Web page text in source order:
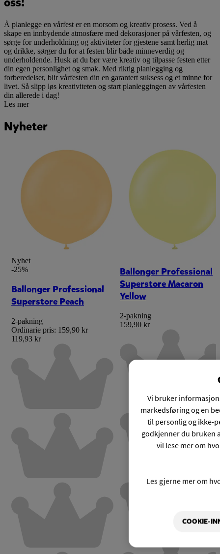
Å planlegge en vårfest er en morsom og kreativ prosess. Ved å
skape en innbydende atmosfære med dekorasjoner på vårfesten, og
sørge for underholdning og aktiviteter for gjestene samt herlig mat
og drikke, sørger du for at festen blir både minneverdig og
underholdende. Husk at du bør være kreativ og tilpasse festen etter
din egen personlighet og smak. Med riktig planlegging og
forberedelser, blir vårfesten din en garantert suksess og et minne for
livet. Så slipp løs kreativiteten og start planleggingen av vårfesten
din allerede i dag!
Les mer
Nyheter
Nyhet
-25%
Ballonger Professional
Superstore Peach
2-pakning
Ordinarie pris: 159,90 kr
119,93 kr
Ballonger Professional
Superstore Macaron
Yellow
2-pakning
159,90 kr
Vi bruker
markedsføring og en
til personlig og ikke-
godkjenner du bruken
vil lese mer om
Les gjerne mer om
COOKIE-